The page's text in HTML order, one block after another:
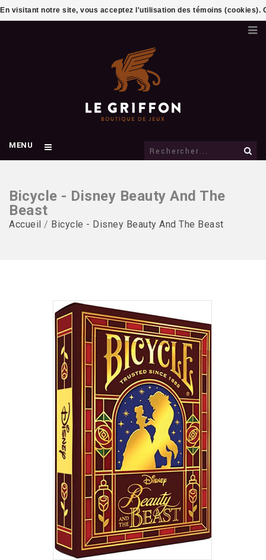
MENU
Bicycle - Disney Beauty And The
Beast
Accueil / Bicycle - Disney Beauty And The Beast
En visitant notre site, vous acceptez l'utilisation des témoins